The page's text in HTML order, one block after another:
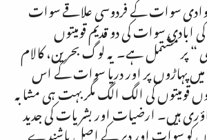
سوات کے فردوسی علاقے سوات
ابادی سوات کی دو قدیم قومیتوں
“ پر مشتمل ہے۔ یہ لوگ بحرین، کالام
میں پہاڑوں پر اور دریا سوات کے اس
قومیتوں کی الگ الگ مگر بہت ہی مشابہ
ہیں۔ ارضیات اور بشریات کی جدید
کو سوات اور دیر کے اصل باشندے